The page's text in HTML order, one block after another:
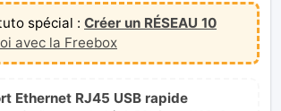
spécial : Créer un RÉSEAU 10
avec la Freebox
Ethernet RJ45 USB rapide